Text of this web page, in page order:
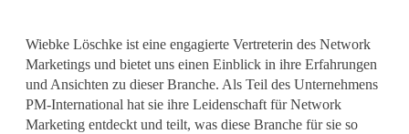
Wiebke Löschke ist eine engagierte Vertreterin des Network
Marketings und bietet uns einen Einblick in ihre Erfahrungen
und Ansichten zu dieser Branche. Als Teil des Unternehmens
PM-International hat sie ihre Leidenschaft für Network
Marketing entdeckt und teilt, was diese Branche für sie so